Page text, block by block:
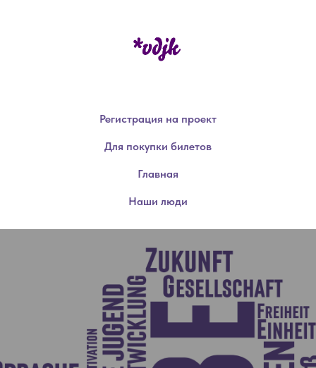
Регистрация на проект
Для покупки билетов
Главная
Наши люди